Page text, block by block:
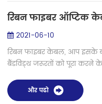
रिबन फाइबर ऑप्टिक
2021-06-10
रिबन फाइबर केबल, आप इसके
बैंडविड्थ जरूरतों को पूरा करने
फाइबर ...और पढो